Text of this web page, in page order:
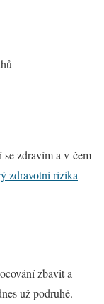
zdravím a v čem
zdravotní rizika
zbavit a
už podruhé.